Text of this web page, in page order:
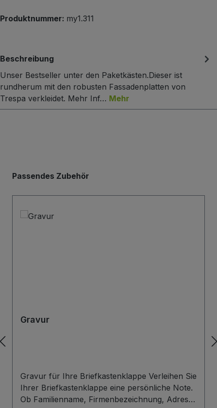
Produktnummer: my1.311
Beschreibung
Unser Bestseller unter den Paketkästen.Dieser ist
rundherum mit den robusten Fassadenplatten von
Trespa verkleidet. Mehr Inf… Mehr
Produktgalerie überspringen
Passendes Zubehör
Gravur
Gravur für Ihre Briefkastenklappe Verleihen Sie
Ihrer Briefkastenklappe eine persönliche Note.
Ob Familienname, Firmenbezeichnung, Adresse